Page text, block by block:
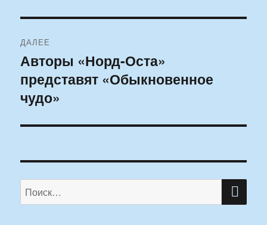
ДАЛЕЕ
Следующая
запись:
Авторы «Норд-Оста»
представят «Обыкновенное
чудо»
Искать: